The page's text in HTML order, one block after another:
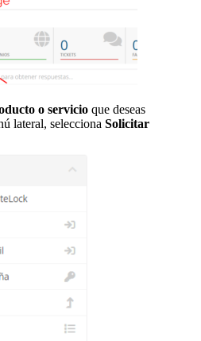
o servicio que deseas
lateral, selecciona Solicitar